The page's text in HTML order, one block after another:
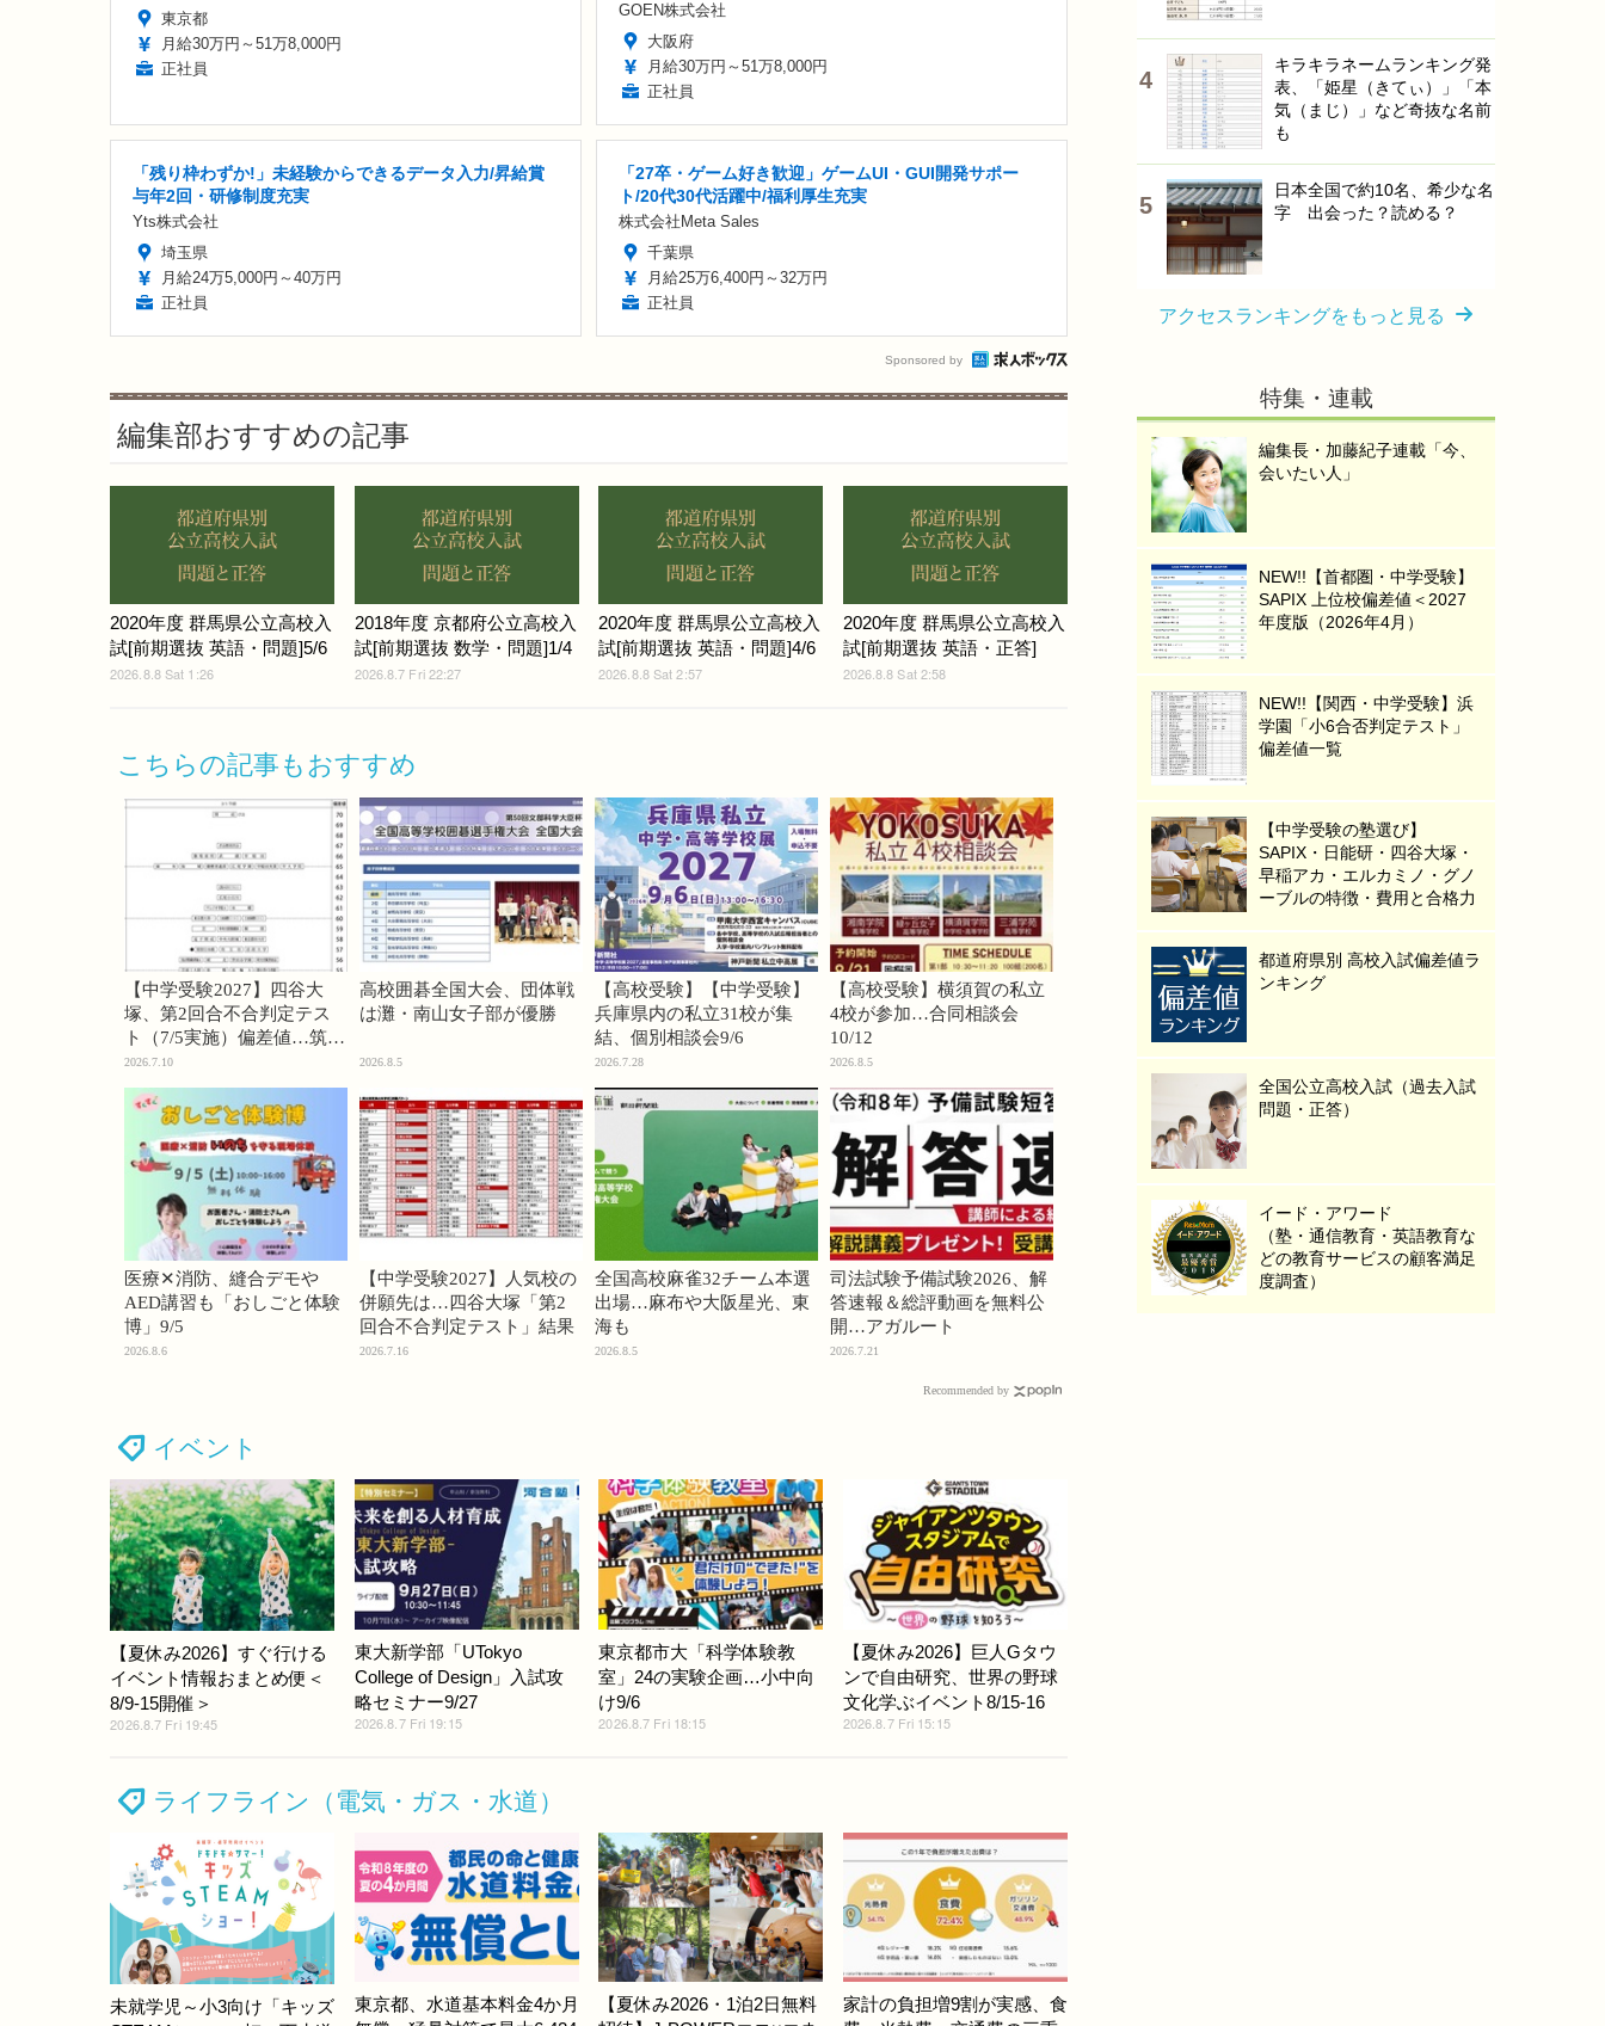
東京都
月給30万円～51万8,000円
正社員
GOEN株式会社
大阪府
月給30万円～51万8,000円
正社員
「残り枠わずか!」未経験からできるデータ入力/昇給賞
与年2回・研修制度充実
Yts株式会社
埼玉県
月給24万5,000円～40万円
正社員
「27卒・ゲーム好き歓迎」ゲームUI・GUI開発サポー
ト/20代30代活躍中/福利厚生充実
株式会社Meta Sales
千葉県
月給25万6,400円～32万円
正社員
Sponsored by
編集部おすすめの記事
2020年度 群馬県公立高校入
試[前期選抜 英語・問題]5/6
2026.8.8 Sat 1:26
2018年度 京都府公立高校入
試[前期選抜 数学・問題]1/4
2026.8.7 Fri 22:27
2020年度 群馬県公立高校入
試[前期選抜 英語・問題]4/6
2026.8.8 Sat 2:57
2020年度 群馬県公立高校入
試[前期選抜 英語・正答]
2026.8.8 Sat 2:58
こちらの記事もおすすめ
【中学受験2027】四谷大
塚、第2回合不合判定テス
ト（7/5実施）偏差値…筑駒
74・桜蔭70＜PR＞
2026.7.10
高校囲碁全国大会、団体戦
は灘・南山女子部が優勝
2026.8.5
【高校受験】【中学受験】
兵庫県内の私立31校が集
結、個別相談会9/6
2026.7.28
【高校受験】横須賀の私立
4校が参加…合同相談会
10/12
2026.8.5
医療✕消防、縫合デモや
AED講習も「おしごと体験
博」9/5
2026.8.6
【中学受験2027】人気校の
併願先は…四谷大塚「第2
回合不合判定テスト」結果
2026.7.16
全国高校麻雀32チーム本選
出場…麻布や大阪星光、東
海も
2026.8.5
司法試験予備試験2026、解
答速報＆総評動画を無料公
開…アガルート
2026.7.21
Recommended by
イベント
【夏休み2026】すぐ行ける
イベント情報おまとめ便＜
8/9-15開催＞
2026.8.7 Fri 19:45
東大新学部「UTokyo
College of Design」入試攻
略セミナー9/27
2026.8.7 Fri 19:15
東京都市大「科学体験教
室」24の実験企画…小中向
け9/6
2026.8.7 Fri 18:15
【夏休み2026】巨人Gタウ
ンで自由研究、世界の野球
文化学ぶイベント8/15-16
2026.8.7 Fri 15:15
ライフライン（電気・ガス・水道）
未就学児～小3向け「キッズ
東京都、水道基本料金4か月
【夏休み2026・1泊2日無料
家計の負担増9割が実感、食
キラキラネームランキング発
表、「姫星（きてぃ）」「本
気（まじ）」など奇抜な名前
も
日本全国で約10名、希少な名
字 出会った？読める？
アクセスランキングをもっと見る
特集・連載
編集長・加藤紀子連載「今、
会いたい人」
NEW!!【首都圏・中学受験】
SAPIX 上位校偏差値＜2027
年度版（2026年4月）
NEW!!【関西・中学受験】浜
学園「小6合否判定テスト」
偏差値一覧
【中学受験の塾選び】
SAPIX・日能研・四谷大塚・
早稲アカ・エルカミノ・グノ
ーブルの特徴・費用と合格力
都道府県別 高校入試偏差値ラ
ンキング
全国公立高校入試（過去入試
問題・正答）
イード・アワード
（塾・通信教育・英語教育な
どの教育サービスの顧客満足
度調査）